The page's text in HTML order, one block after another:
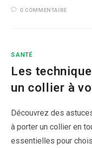
0 COMMENTAIRE
SANTÉ
Les
un collier à
Découvrez des
à porter un collier en
essentielles pour